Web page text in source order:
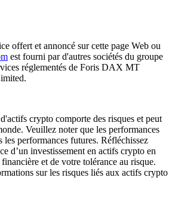
offert et annoncé sur cette page Web ou
est fourni par d'autres sociétés du groupe
réglementés de Foris DAX MT
crypto comporte des risques et peut
Veuillez noter que les performances
les performances futures. Réfléchissez
d’un investissement en actifs crypto en
et de votre tolérance au risque.
sur les risques liés aux actifs crypto